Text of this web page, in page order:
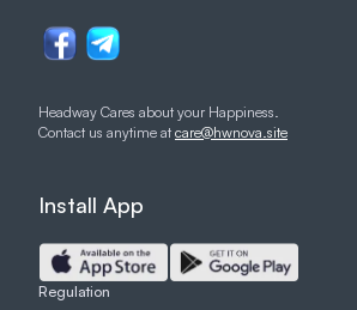
Headway Cares about your Happiness.
Contact us anytime at care@hwnova.site
Regulation
Install App